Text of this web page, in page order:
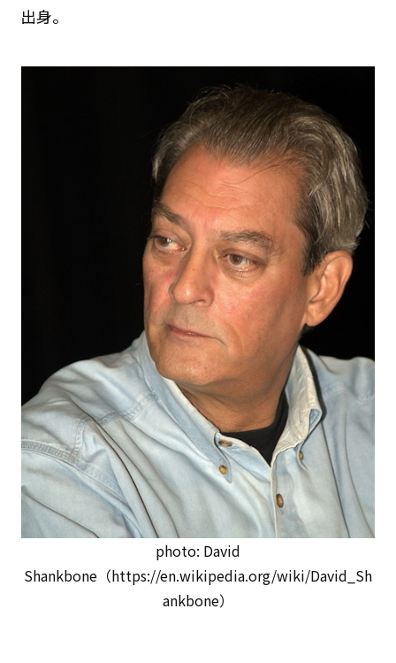
出身。
photo: David
Shankbone（https://en.wikipedia.org/wiki/David_Sh
ankbone）